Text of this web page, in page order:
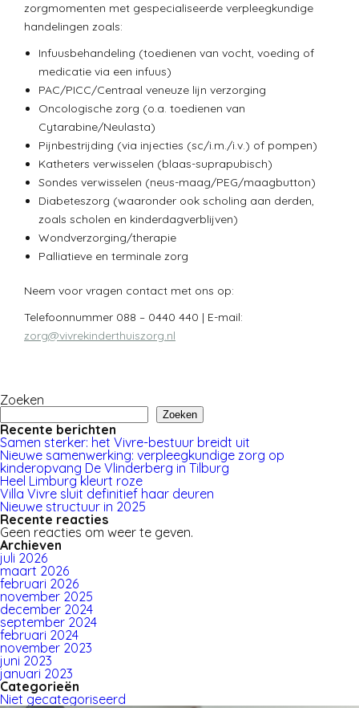
zorgmomenten met gespecialiseerde verpleegkundige
handelingen zoals:
Infuusbehandeling (toedienen van vocht, voeding of
medicatie via een infuus)
PAC/PICC/Centraal veneuze lijn verzorging
Oncologische zorg (o.a. toedienen van
Cytarabine/Neulasta)
Pijnbestrijding (via injecties (sc/i.m./i.v.) of pompen)
Katheters verwisselen (blaas-suprapubisch)
Sondes verwisselen (neus-maag/PEG/maagbutton)
Diabeteszorg (waaronder ook scholing aan derden,
zoals scholen en kinderdagverblijven)
Wondverzorging/therapie
Palliatieve en terminale zorg
Neem voor vragen contact met ons op:
Telefoonnummer 088 – 0440 440 | E-mail:
zorg@vivrekinderthuiszorg.nl
Zoeken
Zoeken
Recente berichten
Samen sterker: het Vivre-bestuur breidt uit
Nieuwe samenwerking: verpleegkundige zorg op
kinderopvang De Vlinderberg in Tilburg
Heel Limburg kleurt roze
Villa Vivre sluit definitief haar deuren
Nieuwe structuur in 2025
Recente reacties
Geen reacties om weer te geven.
Archieven
juli 2026
maart 2026
februari 2026
november 2025
december 2024
september 2024
februari 2024
november 2023
juni 2023
januari 2023
Categorieën
Niet gecategoriseerd